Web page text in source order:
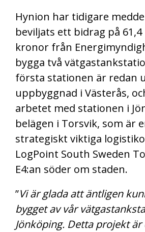
Hynion har tidigare
beviljats ett bidrag på
kronor från
bygga två
första stationen är redan
uppbyggnad i Västerås,
arbetet med stationen i
belägen i Torsvik, som är
strategiskt viktiga
LogPoint South Sweden
E4:an söder om staden.
”Vi är glada att äntligen
bygget av vår
Jönköping. Detta projekt